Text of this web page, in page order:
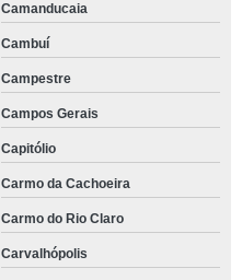
Camanducaia
Cambuí
Campestre
Campos Gerais
Capitólio
Carmo da Cachoeira
Carmo do Rio Claro
Carvalhópolis